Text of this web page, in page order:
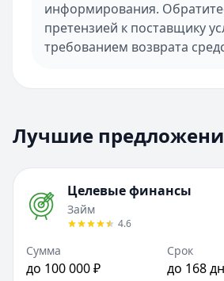
информирования.
претензией к поставщику
требованием возврата
Лучшие
Целевые финансы
Займ
4.6
Сумма
до 100 000 ₽
Срок
до 168